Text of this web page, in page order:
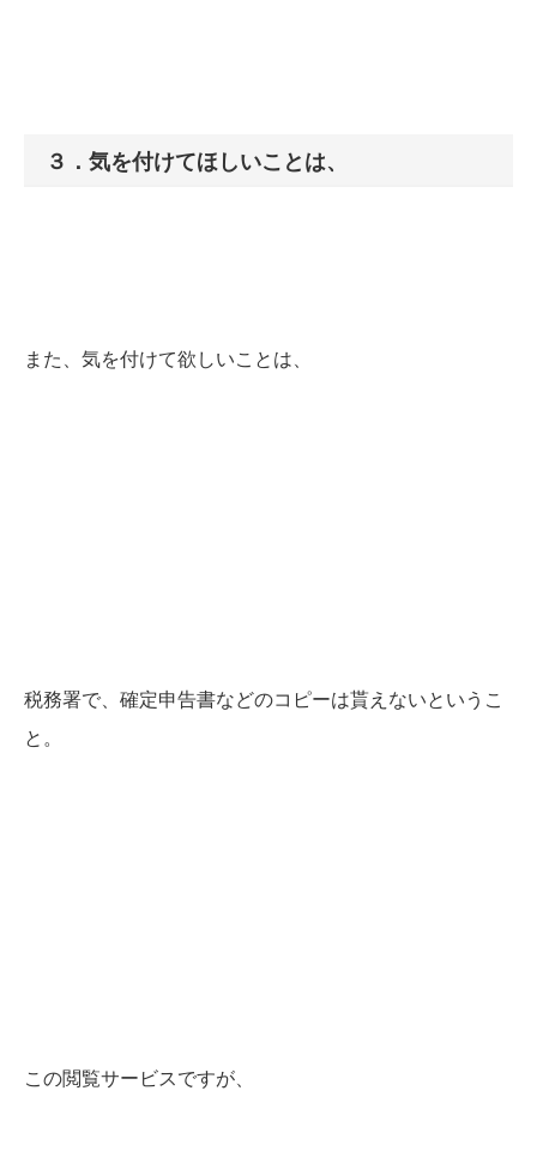
３．気を付けてほしいことは、
また、気を付けて欲しいことは、
税務署で、確定申告書などのコピーは貰えないというこ
と。
この閲覧サービスですが、